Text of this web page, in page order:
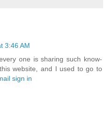
3:46 AM
one is sharing such know-
website, and I used to go to
sign in